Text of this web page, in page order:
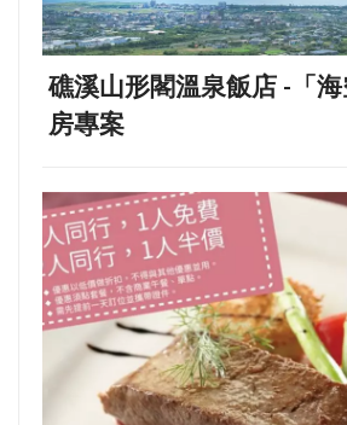
礁溪山形閣溫泉飯店 -「
房專案